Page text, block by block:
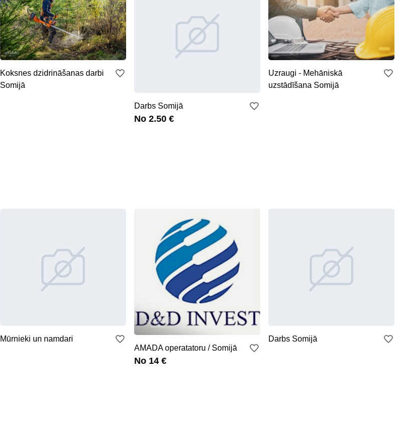
Koksnes dzidrināšanas darbi
Somijā
Darbs Somijā
No 2.50 €
Uzraugi - Mehāniskā
uzstādīšana Somijā
Mūrnieki un namdari
AMADA operatatoru / Somijā
No 14 €
Darbs Somijā